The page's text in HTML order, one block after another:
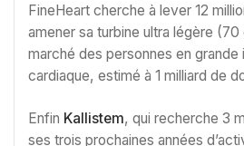
FineHeart cherche à lever 12
amener sa turbine ultra légère
marché des personnes en grande
cardiaque, estimé à 1 milliard de
Enfin Kallistem, qui recherche 3
ses trois prochaines années